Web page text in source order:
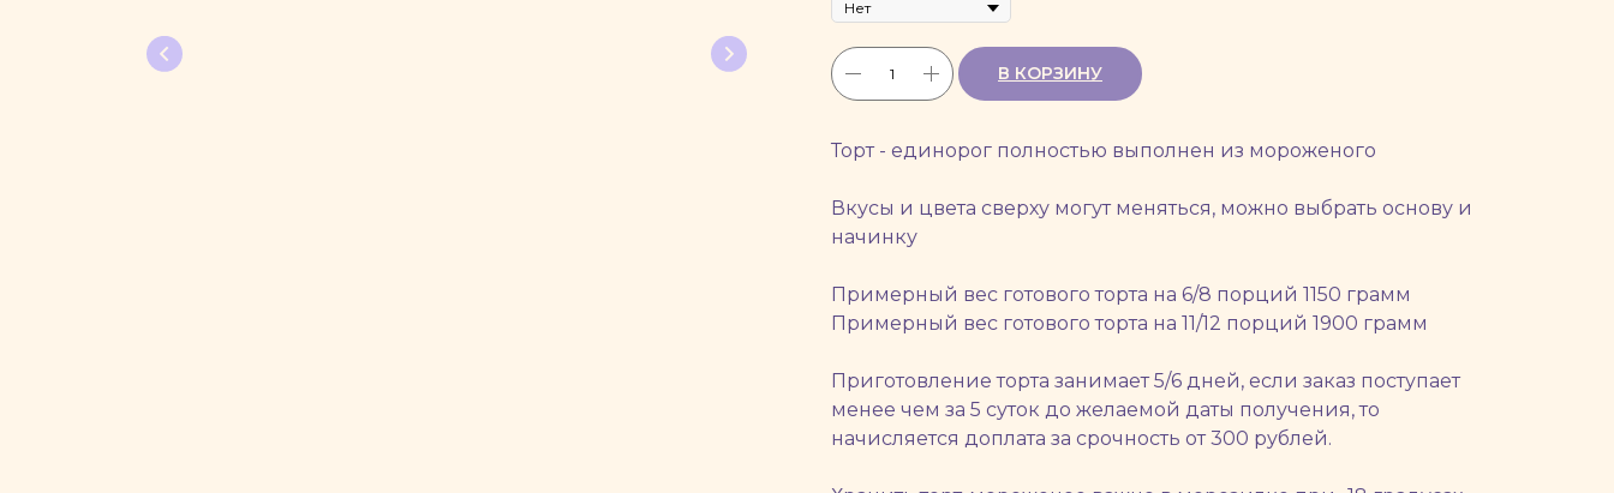
В КОРЗИНУ
Торт - единорог полностью выполнен из мороженого
Вкусы и цвета сверху могут меняться, можно выбрать основу и
начинку
Примерный вес готового торта на 6/8 порций 1150 грамм
Примерный вес готового торта на 11/12 порций 1900 грамм
Приготовление торта занимает 5/6 дней, если заказ поступает
менее чем за 5 суток до желаемой даты получения, то
начисляется доплата за срочность от 300 рублей.